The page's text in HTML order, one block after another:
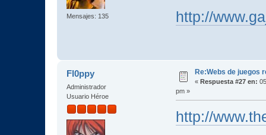
Mensajes: 135 http://
Fl0ppy
Administrador
Usuario Héroe
Re:Webs de juegos
« Respuesta #27 en:
pm »
http://